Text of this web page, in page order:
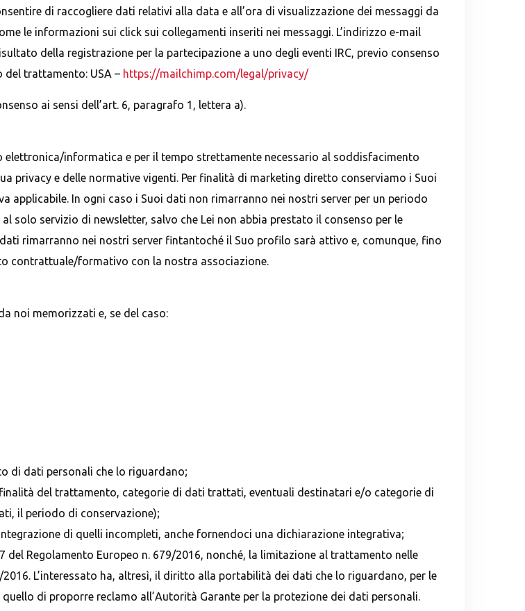
di raccogliere dati relativi alla data e all’ora di visualizzazione dei messaggi da
le informazioni sui click sui collegamenti inseriti nei messaggi. L’indirizzo e-mail
della registrazione per la partecipazione a uno degli eventi IRC, previo consenso
del trattamento: USA – https://mailchimp.com/legal/privacy/
ai sensi dell’art. 6, paragrafo 1, lettera a).
informatica e per il tempo strettamente necessario al soddisfacimento
privacy e delle normative vigenti. Per finalità di marketing diretto conserviamo i Suoi
In ogni caso i Suoi dati non rimarranno nei nostri server per un periodo
solo servizio di newsletter, salvo che Lei non abbia prestato il consenso per le
rimarranno nei nostri server fintantoché il Suo profilo sarà attivo e, comunque, fino
contrattuale/formativo con la nostra associazione.
noi memorizzati e, se del caso:
di dati personali che lo riguardano;
del trattamento, categorie di dati trattati, eventuali destinatari e/o categorie di
il periodo di conservazione);
di quelli incompleti, anche fornendoci una dichiarazione integrativa;
del Regolamento Europeo n. 679/2016, nonché, la limitazione al trattamento nelle
L’interessato ha, altresì, il diritto alla portabilità dei dati che lo riguardano, per le
di proporre reclamo all’Autorità Garante per la protezione dei dati personali.